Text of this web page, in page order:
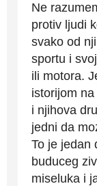
Ne
protiv ljudi
svako od
sportu i
ili motora.
istorijom
i njihova
jedni da
To je jedan
buduceg
miseluka i